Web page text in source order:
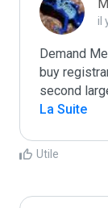
il
Demand
buy
second
La Suite
Utile